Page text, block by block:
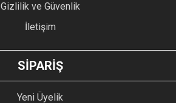
GÖNDER
Gizlilik ve Güvenlik
İletişim
SİPARİŞ
Yeni Üyelik